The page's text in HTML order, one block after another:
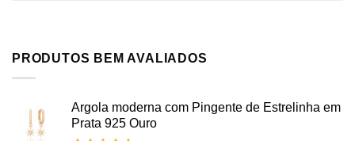
PRODUTOS BEM AVALIADOS
Argola moderna com Pingente de Estrelinha em
Prata 925 Ouro